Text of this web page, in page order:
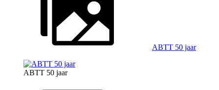
ABTT 50 jaar
ABTT 50 jaar